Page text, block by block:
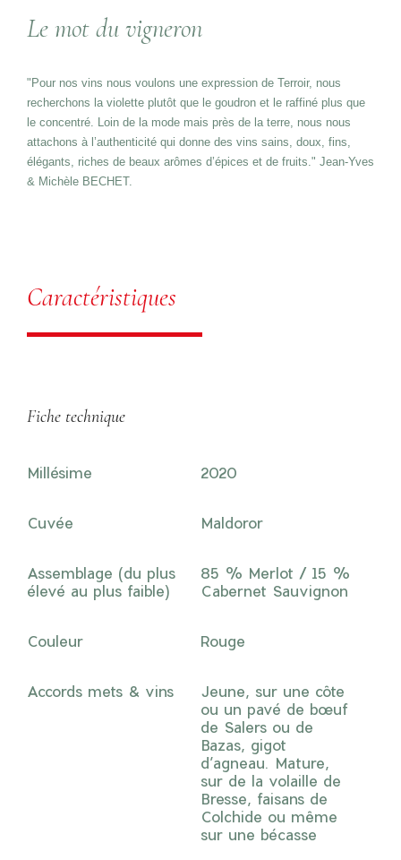
Le mot du vigneron
"Pour nos vins nous voulons une expression de Terroir, nous
recherchons la violette plutôt que le goudron et le raffiné plus que
le concentré. Loin de la mode mais près de la terre, nous nous
attachons à l’authenticité qui donne des vins sains, doux, fins,
élégants, riches de beaux arômes d’épices et de fruits." Jean-Yves
& Michèle BECHET.
Caractéristiques
Fiche technique
Millésime 2020
Cuvée Maldoror
Assemblage (du plus
élevé au plus faible)
85 % Merlot / 15 %
Cabernet Sauvignon
Couleur Rouge
Accords mets & vins
Jeune, sur une côte
ou un pavé de bœuf
de Salers ou de
Bazas, gigot
d’agneau. Mature,
sur de la volaille de
Bresse, faisans de
Colchide ou même
sur une bécasse